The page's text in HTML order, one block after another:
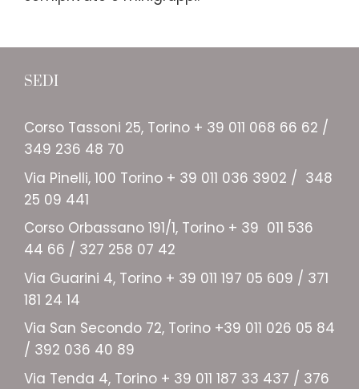
SEDI
Corso Tassoni 25, Torino + 39 011 068 66 62 /
349 236 48 70
Via Pinelli, 100 Torino + 39 011 036 3902 / 348
25 09 441
Corso Orbassano 191/1, Torino + 39 011 536
44 66 / 327 258 07 42
Via Guarini 4, Torino + 39 011 197 05 609 / 371
181 24 14
Via San Secondo 72, Torino +39 011 026 05 84
/ 392 036 40 89
Via Tenda 4, Torino + 39 011 187 33 437 / 376